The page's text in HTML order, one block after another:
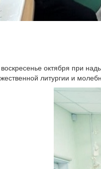
октября при
литургии и